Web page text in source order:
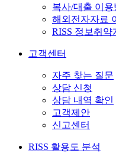
복사/대출 이용
해외전자자료
RISS 정보취
고객센터
자주 찾는 질문
상담 신청
상담 내역 확인
고객제안
신고센터
RISS 활용도 분석